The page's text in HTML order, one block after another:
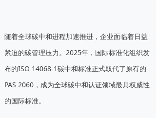
随着全球碳中和进程加速推进，企业面临着日益
紧迫的碳管理压力。2025年，国际标准化组织发
布的ISO 14068-1碳中和标准正式取代了原有的
PAS 2060，成为全球碳中和认证领域最具权威性
的国际标准。